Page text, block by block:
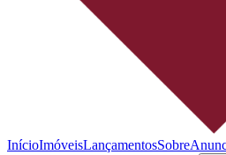
InícioImóveisLançamentosSobre